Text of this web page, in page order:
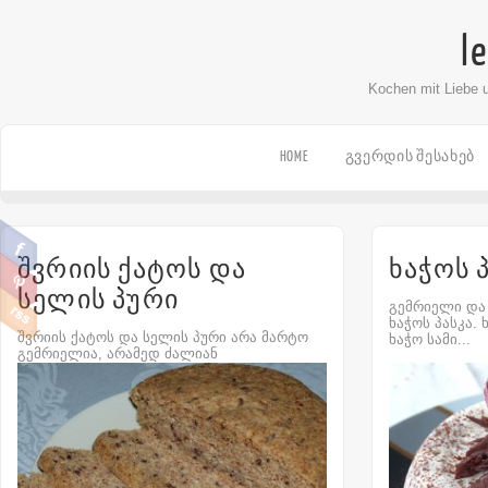
Kochen mit Liebe
HOME ᲒᲕᲔᲠᲓᲘᲡ ᲨᲔᲡᲐᲮᲔᲑ
შვრიის ქატოს და
სელის პური
შვრიის ქატოს და სელის პური არა მარტო
გემრიელია, არამედ ძალიან
სასარგებლოცაა. შეიცავს...
ხაჭოს
გემრიელი
ხაჭოს პასკა.
ხაჭო სამი...
0
Comment